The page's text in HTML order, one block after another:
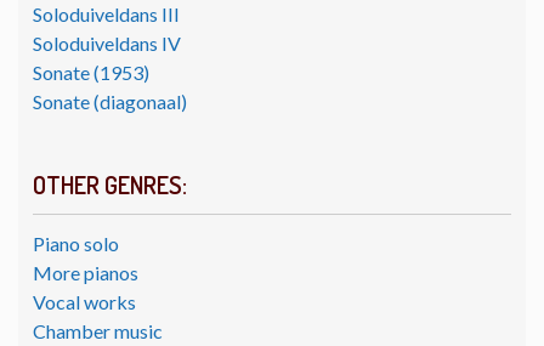
Soloduiveldans III
Soloduiveldans IV
Sonate (1953)
Sonate (diagonaal)
OTHER GENRES:
Piano solo
More pianos
Vocal works
Chamber music